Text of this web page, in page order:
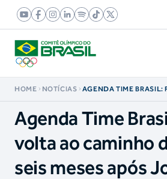
HOME NOTÍCIAS
AGENDA TIME BRASIL:
Agenda Time
volta ao caminho
seis meses após